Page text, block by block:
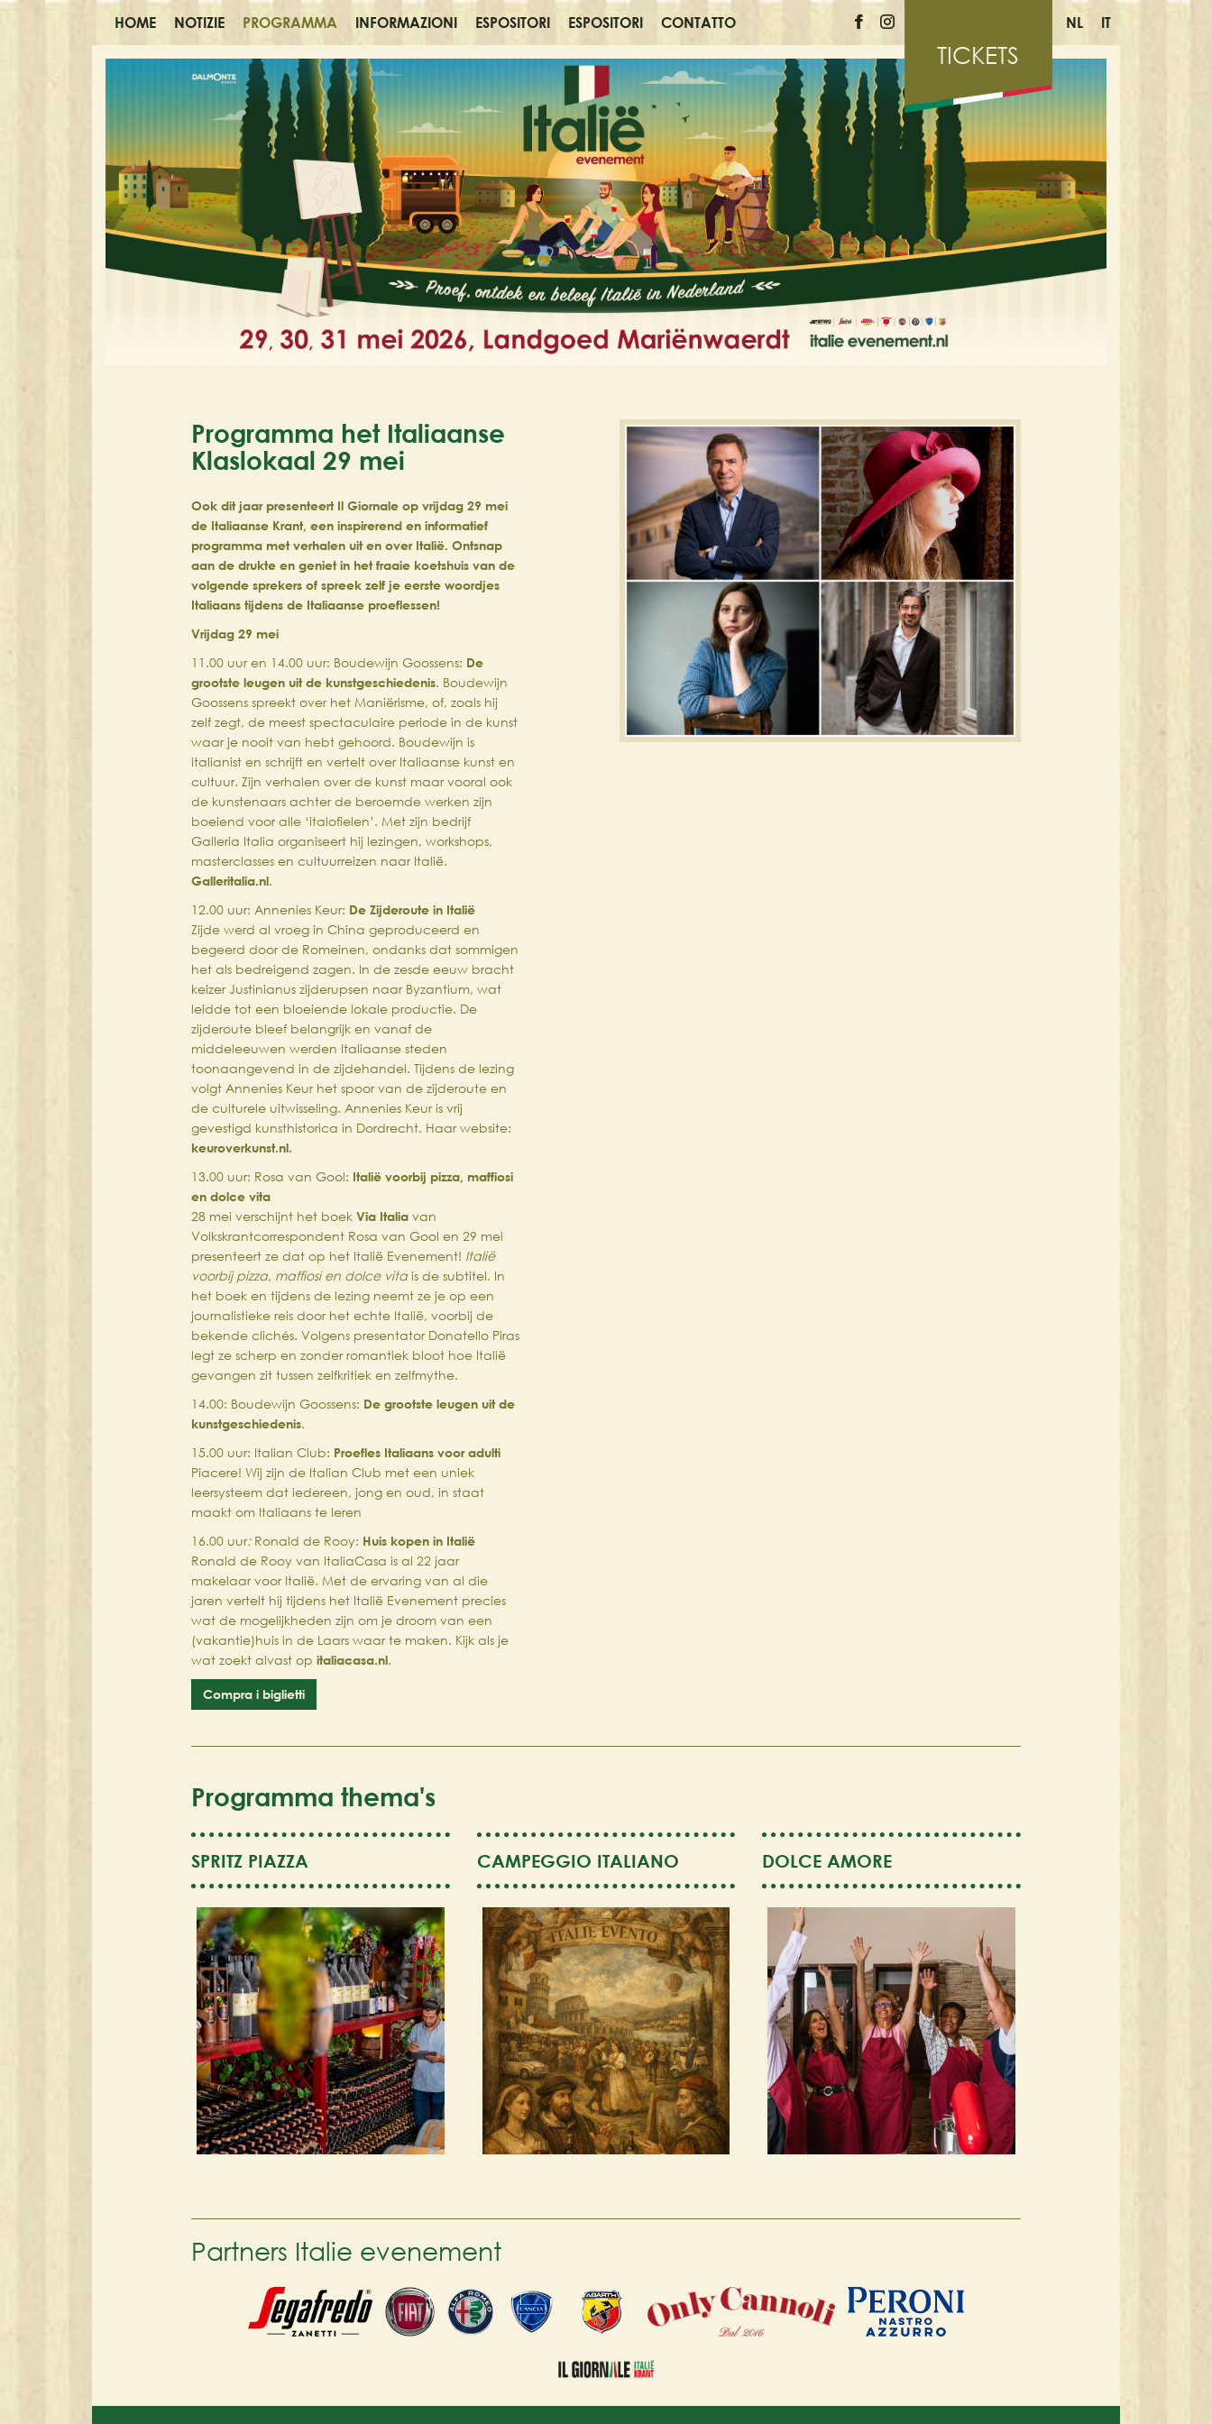
HOME NOTIZIE PROGRAMMA INFORMAZIONI ESPOSITORI ESPOSITORI CONTATTO NL IT
TICKETS
Programma het Italiaanse
Klaslokaal 29 mei
Ook dit jaar presenteert Il Giornale op vrijdag 29 mei
de Italiaanse Krant, een inspirerend en informatief
programma met verhalen uit en over Italië. Ontsnap
aan de drukte en geniet in het fraaie koetshuis van de
volgende sprekers of spreek zelf je eerste woordjes
Italiaans tijdens de Italiaanse proeflessen!
Vrijdag 29 mei
11.00 uur en 14.00 uur: Boudewijn Goossens: De
grootste leugen uit de kunstgeschiedenis. Boudewijn
Goossens spreekt over het Maniërisme, of, zoals hij
zelf zegt, de meest spectaculaire periode in de kunst
waar je nooit van hebt gehoord. Boudewijn is
italianist en schrijft en vertelt over Italiaanse kunst en
cultuur. Zijn verhalen over de kunst maar vooral ook
de kunstenaars achter de beroemde werken zijn
boeiend voor alle ‘italofielen’. Met zijn bedrijf
Galleria Italia organiseert hij lezingen, workshops,
masterclasses en cultuurreizen naar Italië.
Galleritalia.nl.
12.00 uur: Annenies Keur: De Zijderoute in Italië
Zijde werd al vroeg in China geproduceerd en
begeerd door de Romeinen, ondanks dat sommigen
het als bedreigend zagen. In de zesde eeuw bracht
keizer Justinianus zijderupsen naar Byzantium, wat
leidde tot een bloeiende lokale productie. De
zijderoute bleef belangrijk en vanaf de
middeleeuwen werden Italiaanse steden
toonaangevend in de zijdehandel. Tijdens de lezing
volgt Annenies Keur het spoor van de zijderoute en
de culturele uitwisseling. Annenies Keur is vrij
gevestigd kunsthistorica in Dordrecht. Haar website:
keuroverkunst.nl.
13.00 uur: Rosa van Gool: Italië voorbij pizza, maffiosi
en dolce vita
28 mei verschijnt het boek Via Italia van
Volkskrantcorrespondent Rosa van Gool en 29 mei
presenteert ze dat op het Italië Evenement! Italië
voorbij pizza, maffiosi en dolce vita is de subtitel. In
het boek en tijdens de lezing neemt ze je op een
journalistieke reis door het echte Italië, voorbij de
bekende clichés. Volgens presentator Donatello Piras
legt ze scherp en zonder romantiek bloot hoe Italië
gevangen zit tussen zelfkritiek en zelfmythe.
14.00: Boudewijn Goossens: De grootste leugen uit de
kunstgeschiedenis.
15.00 uur: Italian Club: Proefles Italiaans voor adulti
Piacere! Wij zijn de Italian Club met een uniek
leersysteem dat iedereen, jong en oud, in staat
maakt om Italiaans te leren
16.00 uur: Ronald de Rooy: Huis kopen in Italië
Ronald de Rooy van ItaliaCasa is al 22 jaar
makelaar voor Italië. Met de ervaring van al die
jaren vertelt hij tijdens het Italië Evenement precies
wat de mogelijkheden zijn om je droom van een
(vakantie)huis in de Laars waar te maken. Kijk als je
wat zoekt alvast op italiacasa.nl.
Compra i biglietti
Programma thema's
SPRITZ PIAZZA CAMPEGGIO ITALIANO DOLCE AMORE
Partners Italie evenement